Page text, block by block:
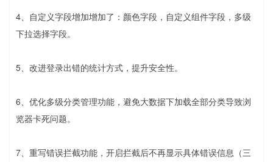
4、自定义字段增加增加了：颜色字段，自定义组件字段，多级
下拉选择字段。
5、改进登录出错的统计方式，提升安全性。
6、优化多级分类管理功能，避免大数据下加载全部分类导致浏
览器卡死问题。
7、重写错误拦截功能，开启拦截后不再显示具体错误信息（三